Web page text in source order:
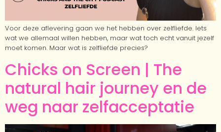
Voor deze aflevering gaan we het hebben over zelfliefde. Iets
wat we allemaal willen hebben, maar wat toch echt vanuit jezelf
moet komen. Maar wat is zelfliefde precies?
Chicks on Screen | The
natural hair journey en de
weg naar zelfacceptatie